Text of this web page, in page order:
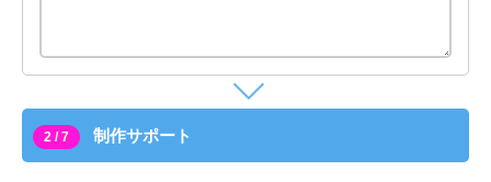
2 / 7 制作サポート